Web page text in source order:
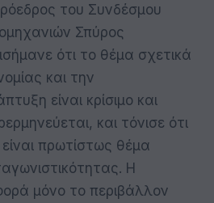
του Συνδέσμου
Σπύρος
ότι το θέμα σχετικά
και την
είναι κρίσιμο και
και τόνισε ότι
είναι πρωτίστως θέμα
Η
μόνο το περιβάλλον